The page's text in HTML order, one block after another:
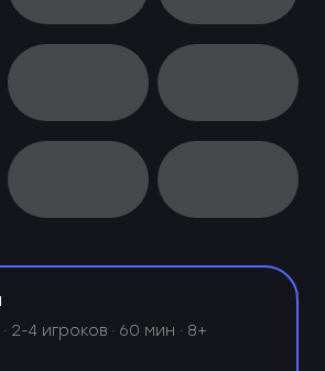
·2-4 игроков · 60 мин · 8+